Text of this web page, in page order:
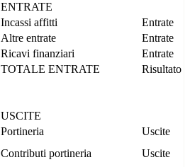
ENTRATE
Incassi affitti
Entrate
Altre entrate
Entrate
Ricavi finanziari
Entrate
TOTALE ENTRATE Risultato
USCITE
Portineria
Uscite
Contributi portineria
Uscite